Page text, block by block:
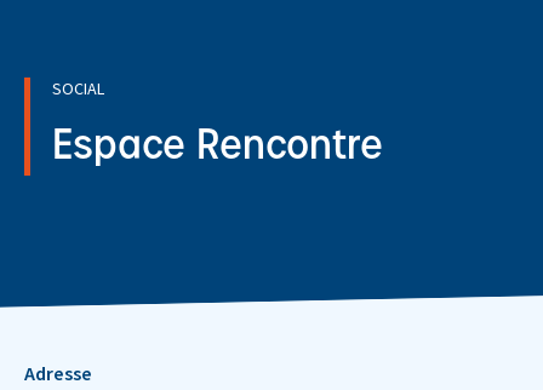
SOCIAL
Espace Rencontre
Informations de contact
Adresse